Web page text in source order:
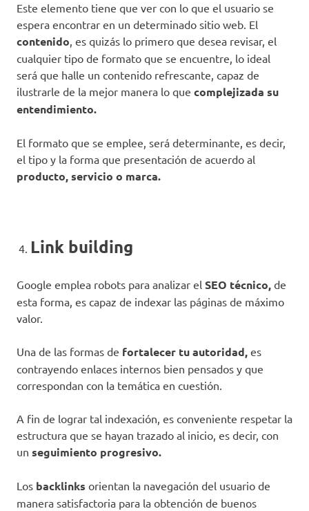
Este elemento tiene que ver con lo que el usuario se
espera encontrar en un determinado sitio web. El
contenido, es quizás lo primero que desea revisar, el
cualquier tipo de formato que se encuentre, lo ideal
será que halle un contenido refrescante, capaz de
ilustrarle de la mejor manera lo que complejizada su
entendimiento.
El formato que se emplee, será determinante, es decir,
el tipo y la forma que presentación de acuerdo al
producto, servicio o marca.
Link building
Google emplea robots para analizar el SEO técnico, de
esta forma, es capaz de indexar las páginas de máximo
valor.
Una de las formas de fortalecer tu autoridad, es
contrayendo enlaces internos bien pensados y que
correspondan con la temática en cuestión.
A fin de lograr tal indexación, es conveniente respetar la
estructura que se hayan trazado al inicio, es decir, con
un seguimiento progresivo.
Los backlinks orientan la navegación del usuario de
manera satisfactoria para la obtención de buenos